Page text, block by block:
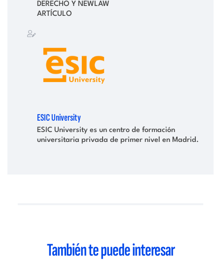
DERECHO Y NEWLAW
ARTÍCULO
ESIC University
ESIC University es un centro de formación
universitaria privada de primer nivel en Madrid.
También te puede interesar